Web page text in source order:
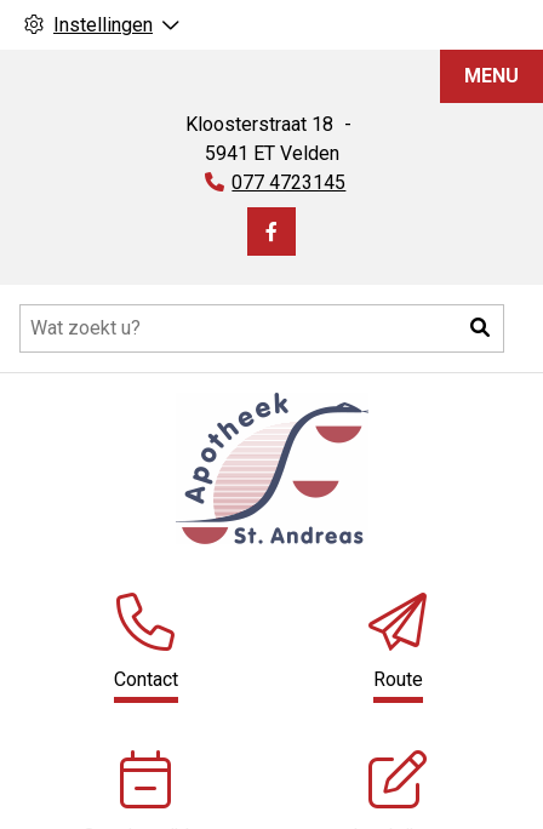
Instellingen
Kloosterstraat 18
5941 ET Velden
Tel:
077 4723145
Bezoek
facebook
MENU
Contact Route